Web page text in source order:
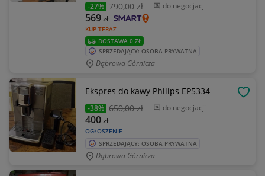
-27% 790,00 zł do negocjacji
KUP TERAZ
569zł
DOSTAWA 0 ZŁ
SPRZEDAJĄCY: OSOBA PRYWATNA
Dąbrowa Górnicza
Ekspres do kawy Philips EP5334
-38% 650,00 zł do negocjacji
OGŁOSZENIE
400zł
SPRZEDAJĄCY: OSOBA PRYWATNA
Dąbrowa Górnicza